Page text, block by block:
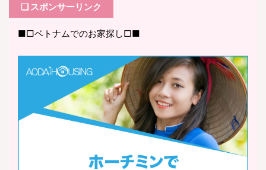
❏ スポンサーリンク
■□ベトナムでのお家探し□■